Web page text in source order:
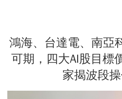
鴻海、台達電、南亞
可期，四大AI股目標
家揭波段